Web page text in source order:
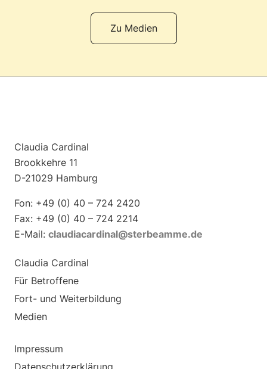
Zu Medien
Claudia Cardinal
Brookkehre 11
D-21029 Hamburg
Fon: +49 (0) 40 – 724 2420
Fax: +49 (0) 40 – 724 2214
E-Mail: claudiacardinal@sterbeamme.de
Claudia Cardinal
Für Betroffene
Fort- und Weiterbildung
Medien
Impressum
Datenschutzerklärung